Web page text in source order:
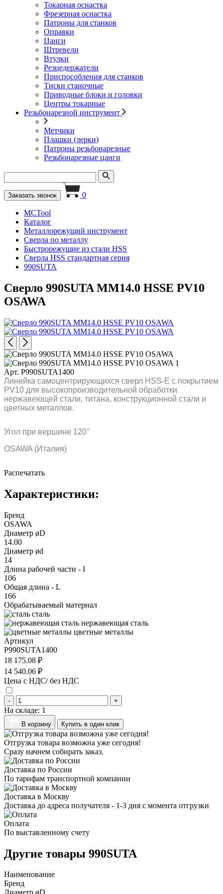
Токарная оснастка
Фрезерная оснастка
Патроны для станков
Оправки
Цанги
Штревели
Втулки
Резцедержатели
Приспособления для станков
Тиски станочные
Приводные блоки и головки
Центры токарные
Резьбонарезной инструмент
Метчики
Плашки (лерки)
Патроны резьбонарезные
Резьбонарезные цанги
Заказать звонок 0
MCTool
Каталог
Металлорежущий инструмент
Сверла по металлу
Быстрорежущие из стали HSS
Сверла HSS стандартная серия
990SUTA
Сверло 990SUTA MM14.0 HSSE PV10
OSAWA
Арт. P990SUTA1400
Линейка самоцентрирующихся сверл HSS-E с покрытием
PV10 для высокопроизводительной обработки
нержавеющей стали, титана, конструкционной стали и
цветных металлов.
Угол при вершине 120°
OSAWA (Италия)
Распечатать
Характеристики:
Бренд
OSAWA
Диаметр øD
14.00
Диаметр ød
14
Длина рабочей части - I
106
Общая длина - L
166
Обрабатываемый материал
сталь
нержавеющая сталь
цветные металлы
Артикул
P990SUTA1400
18 175.08 ₽
14 540.06 ₽
Цена с НДС/ без НДС
- +
На складе: 1
В корзину Купить в один клик
Отгрузка товара возможна уже сегодня!
Сразу начнем собирать заказ.
Доставка по России
По тарифам транспортной компании
Доставка в Москву
Доставка до адреса получателя - 1-3 дня с момента отгрузки
Оплата
По выставленному счету
Другие товары 990SUTA
Наименование
Бренд